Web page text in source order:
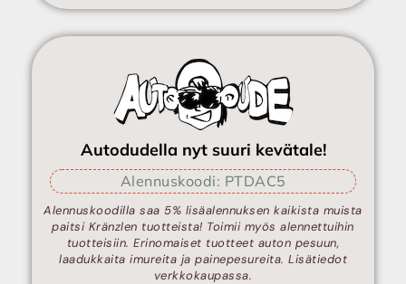
Autodudella nyt suuri kevätale!
Alennuskoodi: PTDAC5
Alennuskoodilla saa 5% lisäalennuksen kaikista muista
paitsi Kränzlen tuotteista! Toimii myös alennettuihin
tuotteisiin. Erinomaiset tuotteet auton pesuun,
laadukkaita imureita ja painepesureita. Lisätiedot
verkkokaupassa.